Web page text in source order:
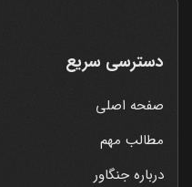
دسترسی سریع
صفحه اصلی
مطالب مهم
درباره جنگاور